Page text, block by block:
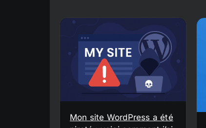
Mon site WordPress a été